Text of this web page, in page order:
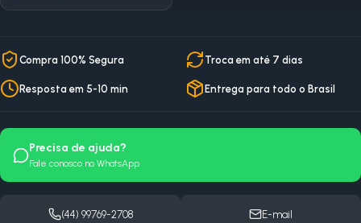
Compra 100% Segura Troca em até 7 dias
Resposta em 5-10 min Entrega para todo o Brasil
Precisa de ajuda?
Fale conosco no WhatsApp
(44) 99769-2708 E-mail